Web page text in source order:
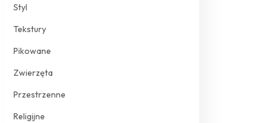
Styl
Tekstury
Pikowane
Zwierzęta
Przestrzenne
Religijne